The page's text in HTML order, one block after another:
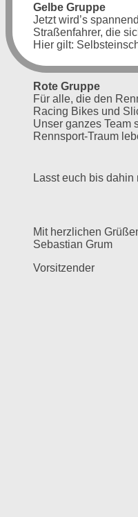
Gelbe Gruppe
Jetzt wird’s
Straßenfahrer, die
Hier gilt:
Rote Gruppe
Für alle, die den
Racing Bikes und
Unser ganzes Team
Rennsport-Traum
Lasst euch bis
Mit herzlichen
Sebastian Grum
Vorsitzender